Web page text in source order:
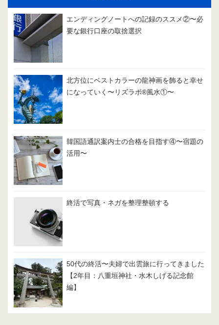
エンディングノートへの記録のススメ②〜必
要な銀行口座の取捨選択
北方位にベストカラーの龍神画を飾ると幸せ
になっていく〜リズラボ®️風水①〜
韓国語通訳案内士の合格を目指す④〜宿題の
活用〜
終活で写真・ネガを整理整頓する
50代の終活〜夫婦で出雲旅に行ってきました
【2年目：八重垣神社・水木しげる記念館
編】